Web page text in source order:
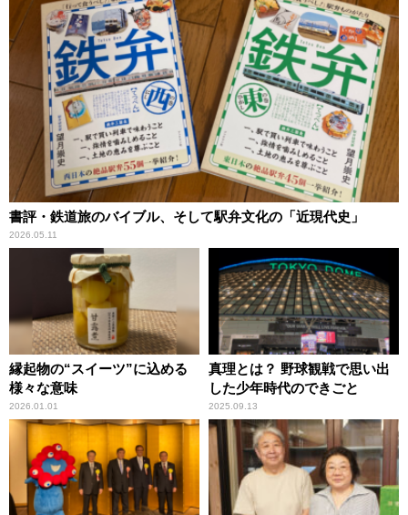
書評・鉄道旅のバイブル、そして駅弁文化の「近現代史」
2026.05.11
縁起物の“スイーツ”に込める
様々な意味
2026.01.01
真理とは？ 野球観戦で思い出
した少年時代のできごと
2025.09.13